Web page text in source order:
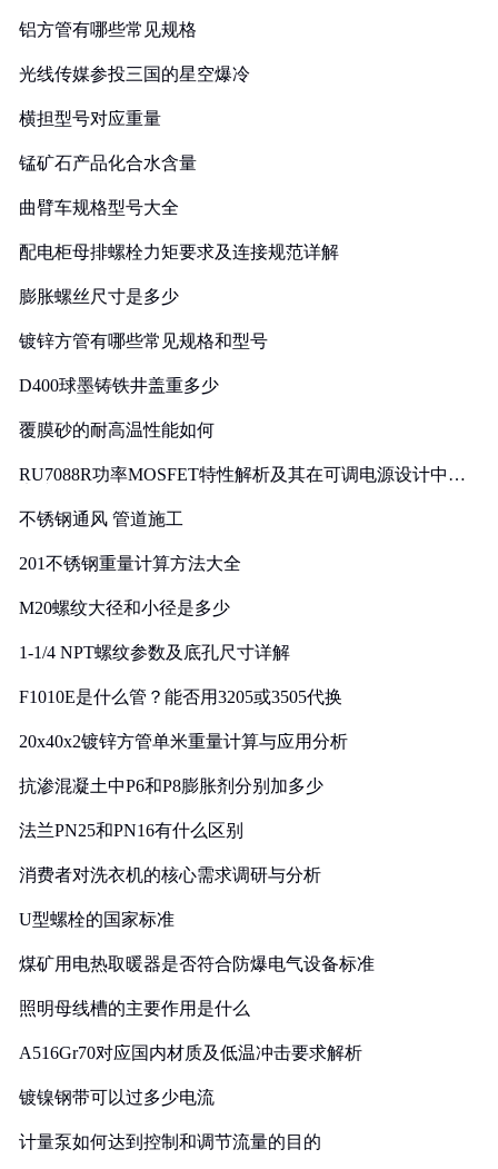
铝方管有哪些常见规格
光线传媒参投三国的星空爆冷
横担型号对应重量
锰矿石产品化合水含量
曲臂车规格型号大全
配电柜母排螺栓力矩要求及连接规范详解
膨胀螺丝尺寸是多少
镀锌方管有哪些常见规格和型号
D400球墨铸铁井盖重多少
覆膜砂的耐高温性能如何
RU7088R功率MOSFET特性解析及其在可调电源设计中的
不锈钢通风 管道施工
201不锈钢重量计算方法大全
M20螺纹大径和小径是多少
1-1/4 NPT螺纹参数及底孔尺寸详解
F1010E是什么管？能否用3205或3505代换
20x40x2镀锌方管单米重量计算与应用分析
抗渗混凝土中P6和P8膨胀剂分别加多少
法兰PN25和PN16有什么区别
消费者对洗衣机的核心需求调研与分析
U型螺栓的国家标准
煤矿用电热取暖器是否符合防爆电气设备标准
照明母线槽的主要作用是什么
A516Gr70对应国内材质及低温冲击要求解析
镀镍钢带可以过多少电流
计量泵如何达到控制和调节流量的目的